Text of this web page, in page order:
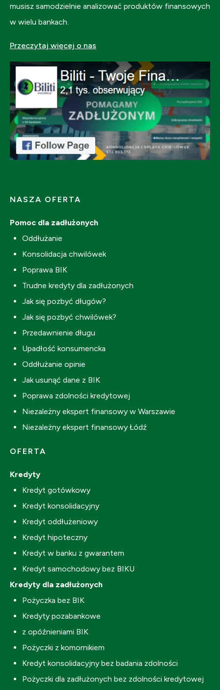
musisz samodzielnie analizować produktów finansowych
w wielu bankach.
Przeczytaj więcej o nas
NASZA OFERTA
Pomoc dla zadłużonych
Oddłużanie
Konsolidacja chwilówek
Poprawa BIK
Trudne kredyty dla zadłużonych
Jak się pozbyć długów?
Jak się pozbyć chwilówek?
Przedawnienie długu
Upadłość konsumencka
Oddłużanie opinie
Jak usunąć dane z BIK
Poprawa zdolności kredytowej
Niezależny ekspert finansowy w Warszawie
Niezależny ekspert finansowy Łódź
OFERTA
Kredyty
Kredyt gotówkowy
Kredyt konsolidacyjny
Kredyt oddłużeniowy
Kredyt hipoteczny
Kredyt w banku z gwarantem
Kredyt samochodowy bez BIKU
Kredyty dla zadłużonych
Pożyczka bez BIK
Kredyty pozabankowe
z opóźnieniami BIK
Pożyczki z komornikiem
Kredyt konsolidacyjny bez badania zdolności
Pożyczki dla zadłużonych bez zdolności kredytowej